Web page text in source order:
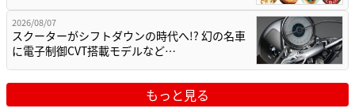
2026/08/07
スクーターがシフトダウンの時代へ!? 幻の名車
に電子制御CVT搭載モデルなど…
もっと見る